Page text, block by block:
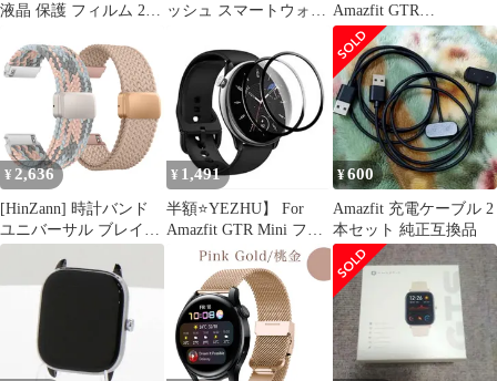
液晶 保護 フィルム 2枚
レア TPU 互換 多機種 4
3 2 2e Mini 対応 画面 シ
ート シール 撥水 キズ
汚れ 防止 衝撃吸収
ッシュ スマートウォッ Amazfit GTR
Mini/Amazfit GTS 4
¥ 2,636
[HinZann] 時計バンド
ユニバーサル ブレイデ
ッド 時計ベルト 18mm
20mm 22mm マグネッ
ト 腕時計バンド ナイロ
ン 2個セット
¥ 1,491
半額⭐️YEZHU】 For
Amazfit GTR Mini フィ
ルム【黒
¥600
Amazfit 充電ケーブル 2
本セット 純正互換品